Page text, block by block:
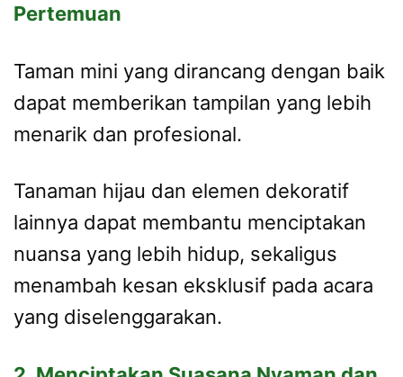
Pertemuan
Taman mini yang dirancang dengan baik
dapat memberikan tampilan yang lebih
menarik dan profesional.
Tanaman hijau dan elemen dekoratif
lainnya dapat membantu menciptakan
nuansa yang lebih hidup, sekaligus
menambah kesan eksklusif pada acara
yang diselenggarakan.